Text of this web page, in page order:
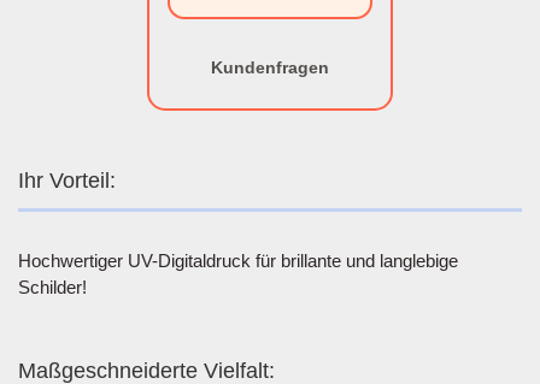
Kundenfragen
Ihr Vorteil:
Hochwertiger UV-Digitaldruck für brillante und langlebige
Schilder!
Maßgeschneiderte Vielfalt: